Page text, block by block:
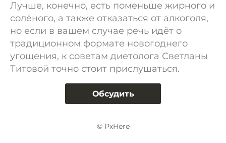
Лучше, конечно, есть поменьше жирного и
солёного, а также отказаться от алкоголя,
но если в вашем случае речь идёт о
традиционном формате новогоднего
угощения, к советам диетолога Светланы
Титовой точно стоит прислушаться.
Обсудить
© PxHere